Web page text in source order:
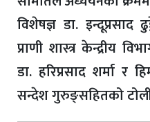
विशेषज्ञ डा. इन्दूप्रसाद
प्राणी शास्त्र केन्द्रीय
डा. हरिप्रसाद शर्मा र
सन्देश गुरुङ्सहितको